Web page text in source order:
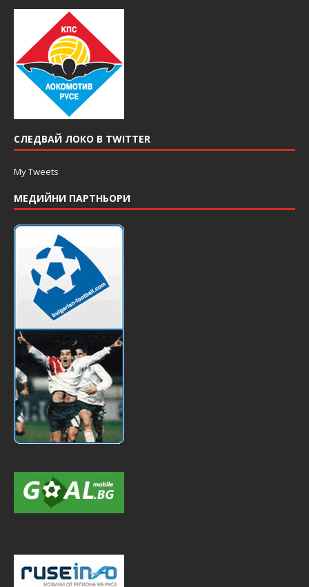
СЛЕДВАЙ ЛОКО В TWITTER
My Tweets
МЕДИЙНИ ПАРТНЬОРИ